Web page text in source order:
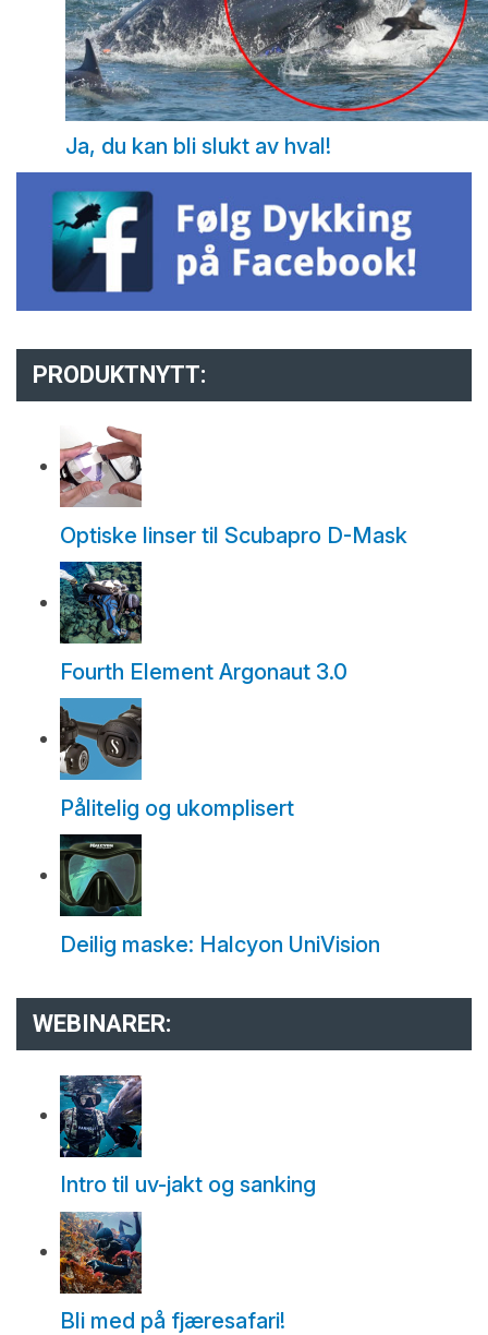
Ja, du kan bli slukt av hval!
PRODUKTNYTT:
Optiske linser til Scubapro D-Mask
Fourth Element Argonaut 3.0
Pålitelig og ukomplisert
Deilig maske: Halcyon UniVision
WEBINARER:
Intro til uv-jakt og sanking
Bli med på fjæresafari!